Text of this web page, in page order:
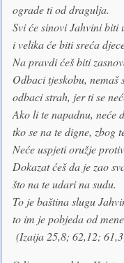
ograde ti od dragulja.
Svi će sinovi Jahvini biti
i velika će biti sreća
Na pravdi ćeš biti
Odbaci tjeskobu, nemaš
odbaci strah, jer ti se
Ako li te napadnu, neće
tko se na te digne, zbog
Neće uspjeti oružje
Dokazat ćeš da je zao
što na te udari na sudu.
To je baština slugu
to im je pobjeda od
(Izaija 25,8; 62,12;